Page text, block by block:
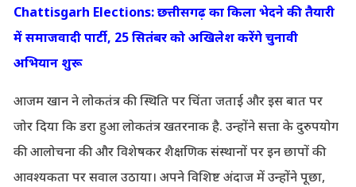
Chattisgarh Elections: छत्तीसगढ़ का किला भेदने की तैयारी
में समाजवादी पार्टी, 25 सितंबर को अखिलेश करेंगे चुनावी
अभियान शुरू
आजम खान ने लोकतंत्र की स्थिति पर चिंता जताई और इस बात पर
जोर दिया कि डरा हुआ लोकतंत्र खतरनाक है. उन्होंने सत्ता के दुरुपयोग
की आलोचना की और विशेषकर शैक्षणिक संस्थानों पर इन छापों की
आवश्यकता पर सवाल उठाया। अपने विशिष्ट अंदाज में उन्होंने पूछा,